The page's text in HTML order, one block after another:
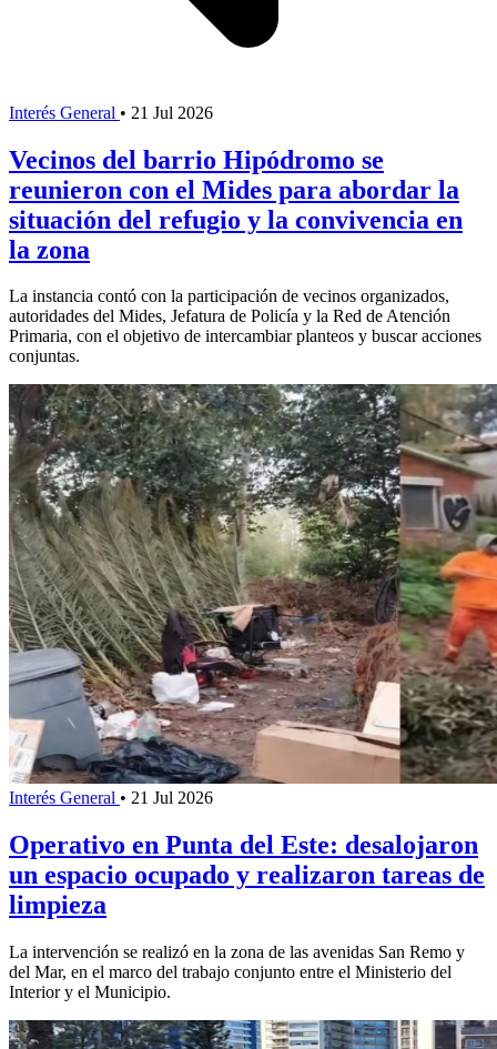
Interés General • 21 Jul 2026
Vecinos del barrio Hipódromo se
reunieron con el Mides para abordar la
situación del refugio y la convivencia en
la zona
La instancia contó con la participación de vecinos organizados,
autoridades del Mides, Jefatura de Policía y la Red de Atención
Primaria, con el objetivo de intercambiar planteos y buscar acciones
conjuntas.
Interés General • 21 Jul 2026
Operativo en Punta del Este: desalojaron
un espacio ocupado y realizaron tareas de
limpieza
La intervención se realizó en la zona de las avenidas San Remo y
del Mar, en el marco del trabajo conjunto entre el Ministerio del
Interior y el Municipio.